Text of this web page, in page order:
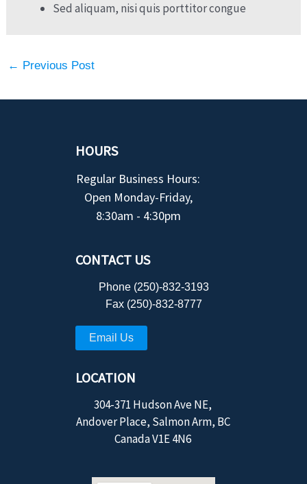
Sed aliquam, nisi quis porttitor congue
← Previous Post
HOURS
Regular Business Hours:
Open Monday-Friday,
8:30am - 4:30pm
CONTACT US
Phone (250)-832-3193
Fax (250)-832-8777
Email Us
LOCATION
304-371 Hudson Ave NE,
Andover Place, Salmon Arm, BC
Canada V1E 4N6